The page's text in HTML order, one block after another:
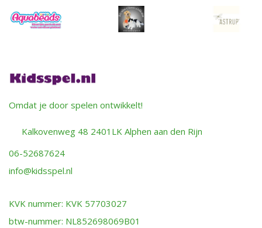
Omdat je door spelen ontwikkelt!
Kalkovenweg 48 2401LK Alphen aan den Rijn
06-52687624
info@kidsspel.nl
KVK nummer: KVK 57703027
btw-nummer: NL852698069B01